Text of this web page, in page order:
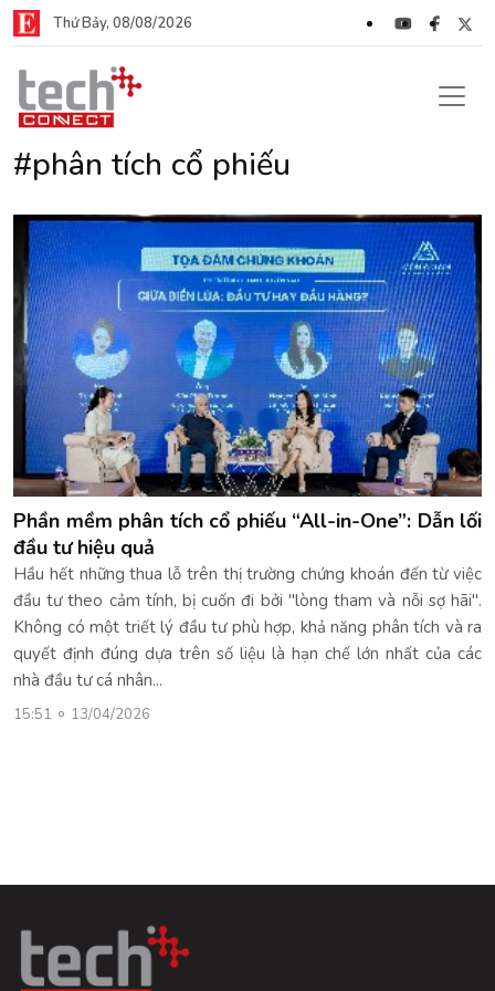
Thứ Bảy, 08/08/2026
#phân tích cổ phiếu
Phần mềm phân tích cổ phiếu “All-in-One”: Dẫn lối
đầu tư hiệu quả
Hầu hết những thua lỗ trên thị trường chứng khoán đến từ việc
đầu tư theo cảm tính, bị cuốn đi bởi "lòng tham và nỗi sợ hãi".
Không có một triết lý đầu tư phù hợp, khả năng phân tích và ra
quyết định đúng dựa trên số liệu là hạn chế lớn nhất của các
nhà đầu tư cá nhân...
15:51 13/04/2026